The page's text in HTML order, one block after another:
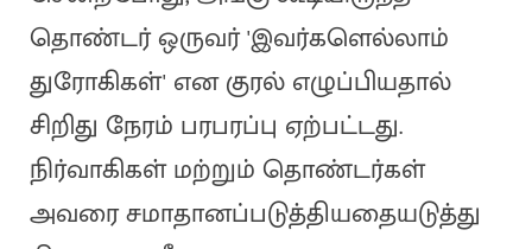
தொண்டர் ஒருவர் 'இவர்களெல்லாம்
துரோகிகள்' என குரல் எழுப்பியதால்
சிறிது நேரம் பரபரப்பு ஏற்பட்டது.
நிர்வாகிகள் மற்றும் தொண்டர்கள்
அவரை சமாதானப்படுத்தியதையடுத்து